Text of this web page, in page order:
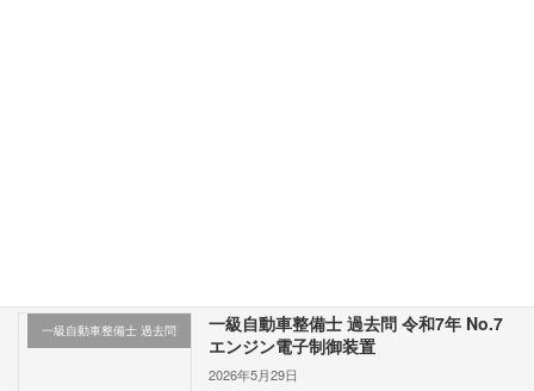
一級自動車整備士 過去問
一級自動車整備士 過去問 令和7年 No.7
エンジン電子制御装置
2026年5月29日